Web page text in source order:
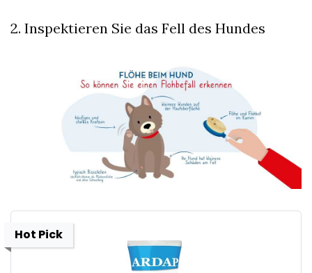
2. Inspektieren Sie das Fell des Hundes
Hot Pick